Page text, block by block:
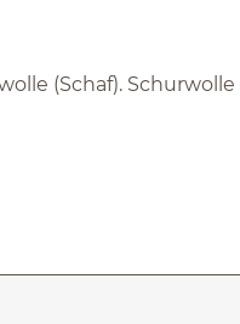
(Schaf).